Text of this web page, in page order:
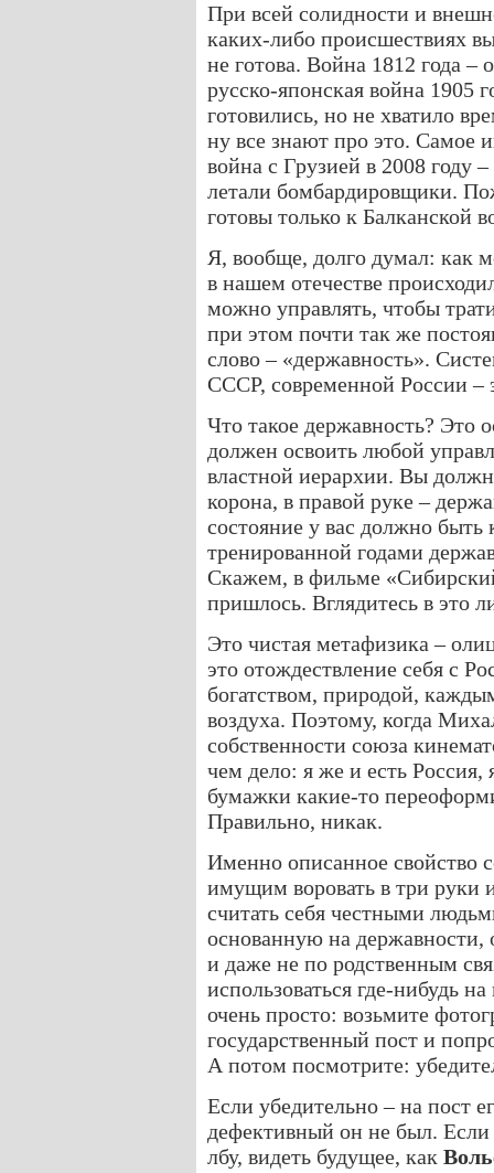
При всей солидности и
каких-либо происшествиях
не готова. Война 1812 года –
русско-японская война 1905
готовились, но не хватило
ну все знают про это. Самое
война с Грузией в 2008 году
летали бомбардировщики.
готовы только к Балканской
Я, вообще, долго думал: как
в нашем отечестве
можно управлять, чтобы
при этом почти так же
слово – «державность».
СССР, современной России –
Что такое державность? Это
должен освоить любой
властной иерархии. Вы
корона, в правой руке –
состояние у вас должно
тренированной годами
Скажем, в фильме
пришлось. Вглядитесь в это
Это чистая метафизика –
это отождествление себя с
богатством, природой,
воздуха. Поэтому, когда
собственности союза
чем дело: я же и есть Россия,
бумажки какие-то
Правильно, никак.
Именно описанное свойство
имущим воровать в три руки
считать себя честными
основанную на державности,
и даже не по родственным
использоваться где-нибудь
очень просто: возьмите
государственный пост и
А потом посмотрите:
Если убедительно – на пост
дефективный он не был.
лбу, видеть будущее, как